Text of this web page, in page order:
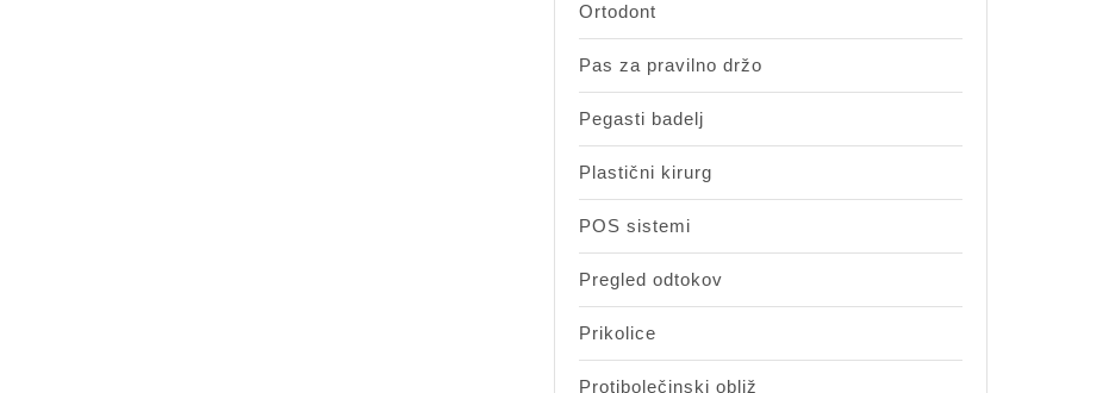
Ortodont
Pas za pravilno držo
Pegasti badelj
Plastični kirurg
POS sistemi
Pregled odtokov
Prikolice
Protibolečinski obliž